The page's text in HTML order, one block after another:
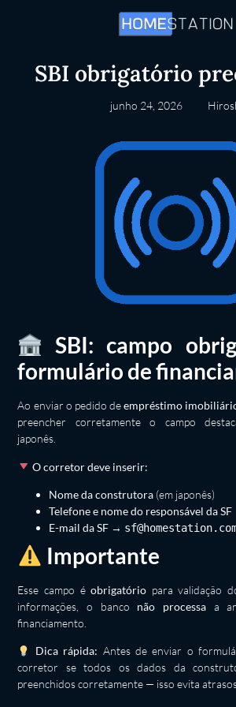
SBI obrigatório
junho 24, 2026
SBI: campo
formulário de
Ao enviar o pedido deempréstimo
preencher corretamente o campo
japonês.
O corretor deve inserir:
Nome da construtora (em japonês)
Telefone e nome do responsável da SF
E-mail da SF →
Importante
Esse campo éobrigatório para validação
informações, o banco não processa a
financiamento.
Dica rápida: Antes de enviar o
corretor se todos os dados da
preenchidos corretamente — isso evita